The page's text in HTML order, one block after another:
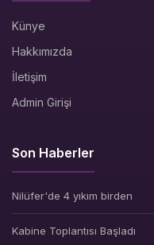
Künye
Hakkımızda
İletişim
Admin Girişi
Son Haberler
Nilüfer'de 4 yıkım birden
Kabine Toplantısı Başladı